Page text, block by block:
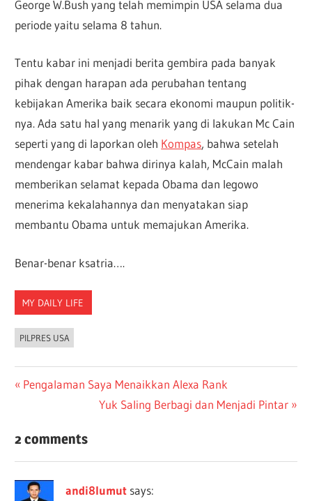
George W.Bush yang telah memimpin USA selama dua
periode yaitu selama 8 tahun.
Tentu kabar ini menjadi berita gembira pada banyak
pihak dengan harapan ada perubahan tentang
kebijakan Amerika baik secara ekonomi maupun politik-
nya. Ada satu hal yang menarik yang di lakukan Mc Cain
seperti yang di laporkan oleh Kompas, bahwa setelah
mendengar kabar bahwa dirinya kalah, McCain malah
memberikan selamat kepada Obama dan legowo
menerima kekalahannya dan menyatakan siap
membantu Obama untuk memajukan Amerika.
Benar-benar ksatria….
MY DAILY LIFE
PILPRES USA
Post
navigation
Previous
Pengalaman Saya Menaikkan Alexa Rank
Next
Yuk Saling Berbagi dan Menjadi Pintar
2 comments
andi8lumut says: